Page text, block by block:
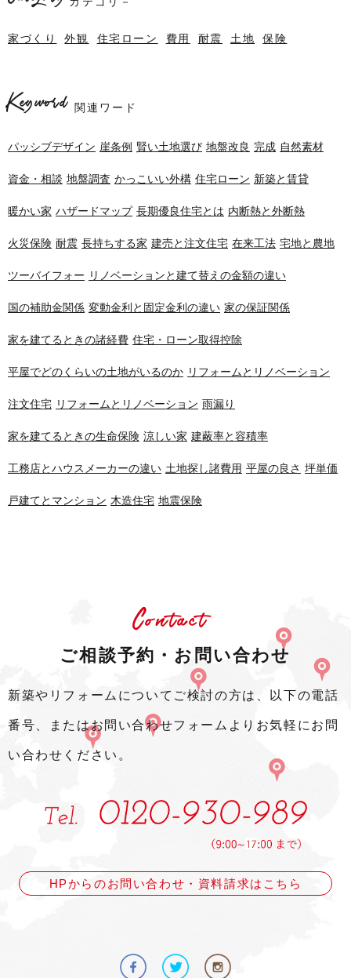
家づくり 外観 住宅ローン 費用 耐震 土地 保険
Keyword 関連ワード
パッシブデザイン 崖条例 賢い土地選び 地盤改良 完成 自然素材
資金・相談 地盤調査 かっこいい外構 住宅ローン 新築と賃貸
暖かい家 ハザードマップ 長期優良住宅とは 内断熱と外断熱
火災保険 耐震 長持ちする家 建売と注文住宅 在来工法 宅地と農地
ツーバイフォー リノベーションと建て替えの金額の違い
国の補助金関係 変動金利と固定金利の違い 家の保証関係
家を建てるときの諸経費 住宅・ローン取得控除
平屋でどのくらいの土地がいるのか リフォームとリノベーション
注文住宅 リフォームとリノベーション 雨漏り
家を建てるときの生命保険 涼しい家 建蔽率と容積率
工務店とハウスメーカーの違い 土地探し諸費用 平屋の良さ 坪単価
戸建てとマンション 木造住宅 地震保険
Contact
ご相談予約・お問い合わせ
新築やリフォームについてご検討の方は、以下の電話
番号、またはお問い合わせフォームよりお気軽にお問
い合わせください。
HPからのお問い合わせ・資料請求はこちら